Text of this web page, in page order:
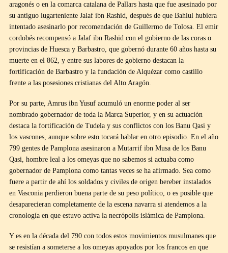
aragonés o en la comarca catalana de Pallars hasta que fue asesinado por
su antiguo lugarteniente Jalaf ibn Rashid, después de que Bahlul hubiera
intentado asesinarlo por recomendación de Guillermo de Tolosa. El emir
cordobés recompensó a Jalaf ibn Rashid con el gobierno de las coras o
provincias de Huesca y Barbastro, que gobernó durante 60 años hasta su
muerte en el 862, y entre sus labores de gobierno destacan la
fortificación de Barbastro y la fundación de Alquézar como castillo
frente a las posesiones cristianas del Alto Aragón.
Por su parte, Amrus ibn Yusuf acumuló un enorme poder al ser
nombrado gobernador de toda la Marca Superior, y en su actuación
destaca la fortificación de Tudela y sus conflictos con los Banu Qasi y
los vascones, aunque sobre esto tocará hablar en otro episodio. En el año
799 gentes de Pamplona asesinaron a Mutarrif ibn Musa de los Banu
Qasi, hombre leal a los omeyas que no sabemos si actuaba como
gobernador de Pamplona como tantas veces se ha afirmado. Sea como
fuere a partir de ahí los soldados y civiles de origen bereber instalados
en Vasconia perdieron buena parte de su peso político, o es posible que
desaparecieran completamente de la escena navarra si atendemos a la
cronología en que estuvo activa la necrópolis islámica de Pamplona.
Y es en la década del 790 con todos estos movimientos musulmanes que
se resistían a someterse a los omeyas apoyados por los francos en que